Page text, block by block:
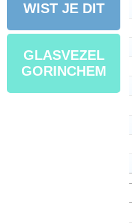
WIST JE DIT
GLASVEZEL
GORINCHEM